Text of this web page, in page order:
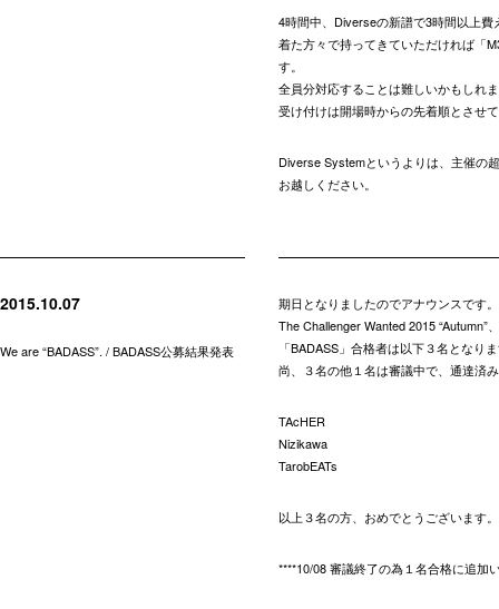
4時間中、Diverseの新譜で3時間以上
着た方々で持ってきていただければ「
す。
全員分対応することは難しいかもしれ
受け付けは開場時からの先着順とさせ
Diverse Systemというよりは、主催の
お越しください。
2015.10.07
We are “BADASS”. / BADASS公募結果発表
期日となりましたのでアナウンスです。
The Challenger Wanted 2015 “Autumn”、
「BADASS」合格者は以下３名となり
尚、３名の他１名は審議中で、通達済
TAcHER
Nizikawa
TarobEATs
以上３名の方、おめでとうございます。
****10/08 審議終了の為１名合格に追加